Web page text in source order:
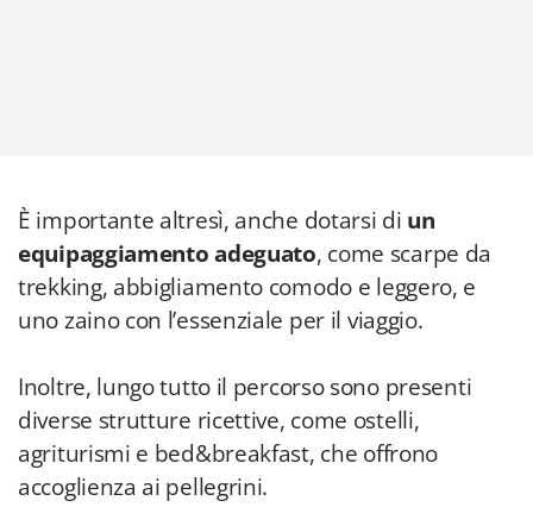
È importante altresì, anche dotarsi di un
equipaggiamento adeguato, come scarpe da
trekking, abbigliamento comodo e leggero, e
uno zaino con l’essenziale per il viaggio.
Inoltre, lungo tutto il percorso sono presenti
diverse strutture ricettive, come ostelli,
agriturismi e bed&breakfast, che offrono
accoglienza ai pellegrini.